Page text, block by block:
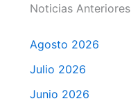
Noticias Anteriores
Agosto 2026
Julio 2026
Junio 2026